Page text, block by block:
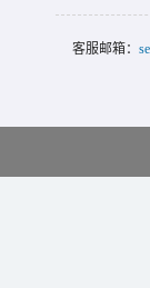
客服邮箱：